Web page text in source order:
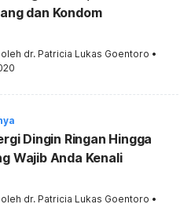
dan Kondom
dr. Patricia Lukas Goentoro •
Dingin Ringan Hingga
Wajib Anda Kenali
dr. Patricia Lukas Goentoro •